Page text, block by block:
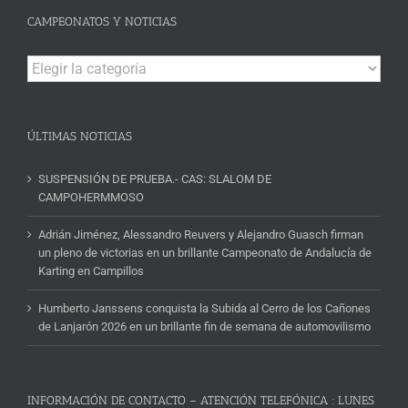
CAMPEONATOS Y NOTICIAS
Campeonatos
y
ÚLTIMAS NOTICIAS
SUSPENSIÓN DE PRUEBA.- CAS: SLALOM DE
CAMPOHERMMOSO
Adrián Jiménez, Alessandro Reuvers y Alejandro Guasch firman
un pleno de victorias en un brillante Campeonato de Andalucía de
Karting en Campillos
Humberto Janssens conquista la Subida al Cerro de los Cañones
de Lanjarón 2026 en un brillante fin de semana de automovilismo
INFORMACIÓN DE CONTACTO – ATENCIÓN TELEFÓNICA : LUNES